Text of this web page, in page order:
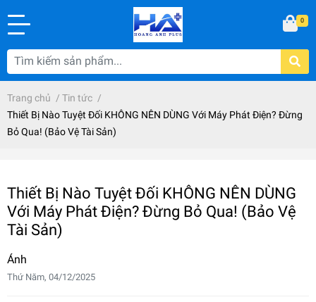
0
Trang chủ / Tin tức /
Thiết Bị Nào Tuyệt Đối KHÔNG NÊN DÙNG Với Máy Phát Điện? Đừng
Bỏ Qua! (Bảo Vệ Tài Sản)
Thiết Bị Nào Tuyệt Đối KHÔNG NÊN DÙNG
Với Máy Phát Điện? Đừng Bỏ Qua! (Bảo Vệ
Tài Sản)
Ánh
Thứ Năm, 04/12/2025